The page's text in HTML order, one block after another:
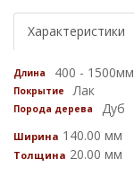
Характеристики
Длина 400 - 1500мм
Покрытие Лак
Порода дерева Дуб
Ширина 140.00 мм
Толщина 20.00 мм